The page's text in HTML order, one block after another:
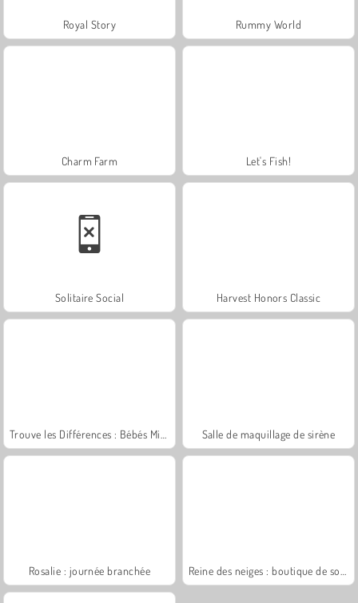
Royal Story Rummy World
Charm Farm Let's Fish!
Solitaire Social Harvest Honors Classic
Salle de maquillage de sirène
Rosalie : journée branchée